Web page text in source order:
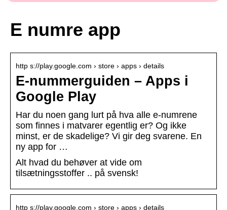
E numre app
http s://play.google.com › store › apps › details
E-nummerguiden – Apps i
Google Play
Har du noen gang lurt på hva alle e-numrene
som finnes i matvarer egentlig er? Og ikke
minst, er de skadelige? Vi gir deg svarene. En
ny app for …
Alt hvad du behøver at vide om
tilsætningsstoffer .. på svensk!
http s://play.google.com › store › apps › details